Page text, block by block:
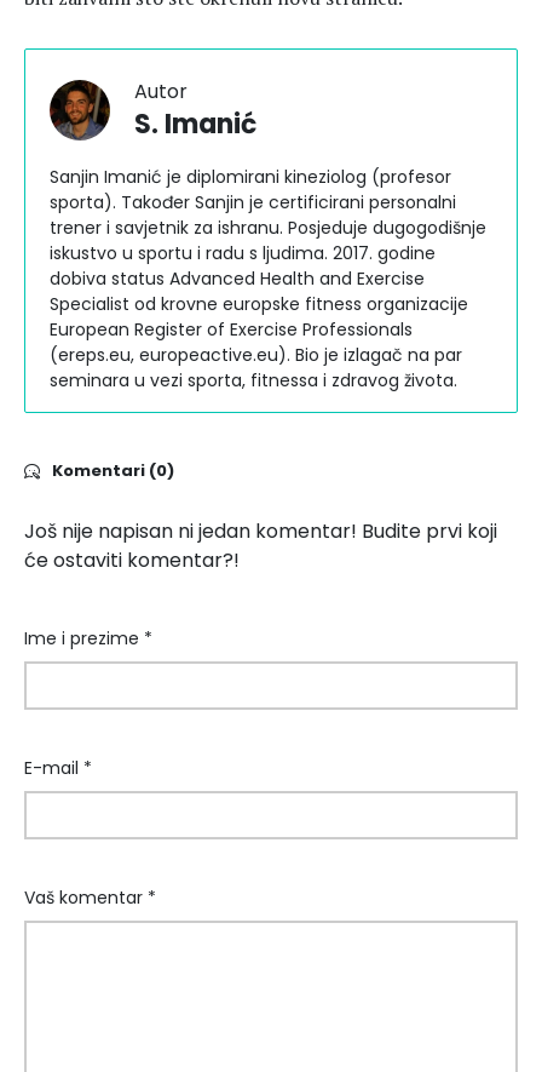
Autor
S. Imanić
Sanjin Imanić je diplomirani kineziolog (profesor
sporta). Također Sanjin je certificirani personalni
trener i savjetnik za ishranu. Posjeduje dugogodišnje
iskustvo u sportu i radu s ljudima. 2017. godine
dobiva status Advanced Health and Exercise
Specialist od krovne europske fitness organizacije
European Register of Exercise Professionals
(ereps.eu, europeactive.eu). Bio je izlagač na par
seminara u vezi sporta, fitnessa i zdravog života.
Komentari (0)
Još nije napisan ni jedan komentar! Budite prvi koji
će ostaviti komentar?!
Ime i prezime *
E-mail *
Vaš komentar *